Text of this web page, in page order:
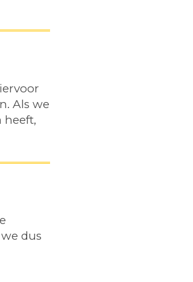
Als we
heeft,
dus